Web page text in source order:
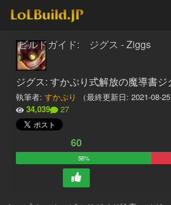
ビルドガイド: ジグス - Ziggs
ジグス: すかぷり式解放の魔導書ジ
執筆者: すかぷり （最終更新日: 2021-08-
34,039
27
60
56%